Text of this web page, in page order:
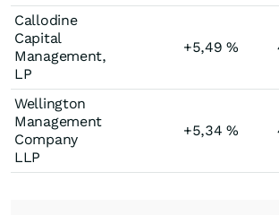
Callodine
Capital
Management,
LP
+5,49%
Wellington
Management
Company
LLP
+5,34%